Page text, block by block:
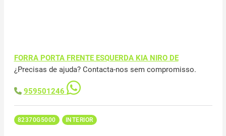
FORRA PORTA FRENTE ESQUERDA KIA NIRO DE
¿Precisas de ajuda? Contacta-nos sem compromisso.
959501246
82370G5000 INTERIOR